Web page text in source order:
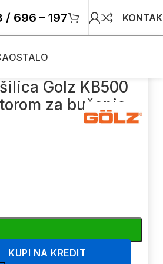
/ 696 – 197
OSTALO
motorom za bušenje
Golz KB500
za bušenje
KUPI NA KREDIT